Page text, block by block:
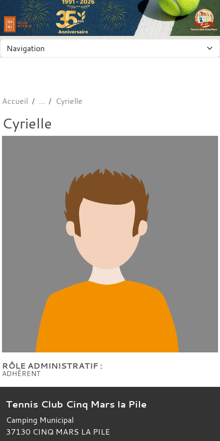
Accueil Cyrielle
Cyrielle
RÔLE ADMINISTRATIF :
ADHÉRENT
Tennis Club Cinq Mars la Pile
Camping Municipal
37130 CINQ MARS LA PILE
Panneau de gestion des cookies